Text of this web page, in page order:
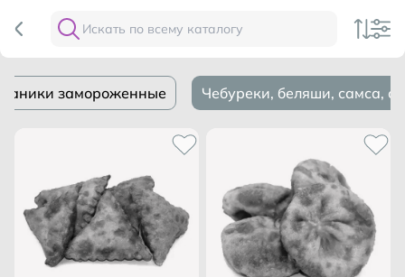
замороженные Чебуреки, беляши, самса,